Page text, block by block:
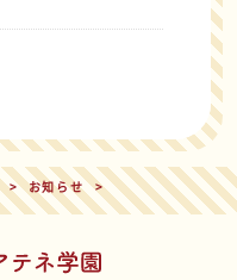
> お知らせ >